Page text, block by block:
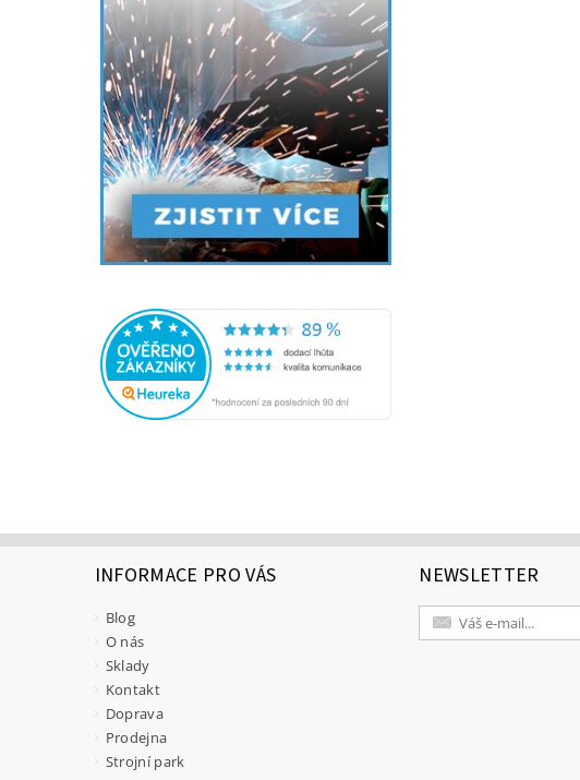
INFORMACE PRO VÁS
Blog
O nás
Sklady
Kontakt
Doprava
Prodejna
Strojní park
NEWSLETTER